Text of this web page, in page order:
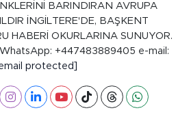
BARINDIRAN AVRUPA
İNGİLTERE'DE, BAŞKENT
HABERİ OKURLARINA SUNUYOR.
+447483889405 e-mail:
protected]